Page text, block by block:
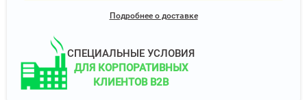
Подробнее о доставке
СПЕЦИАЛЬНЫЕ УСЛОВИЯ
ДЛЯ КОРПОРАТИВНЫХ
КЛИЕНТОВ B2B